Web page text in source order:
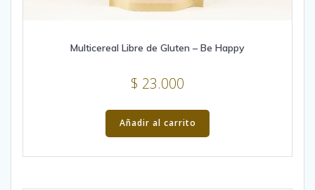
Multicereal Libre de Gluten – Be Happy
$ 23.000
Añadir al carrito